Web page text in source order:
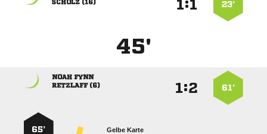
23’
:
 
45'
61’
:
 
 
Gelbe Karte
65’